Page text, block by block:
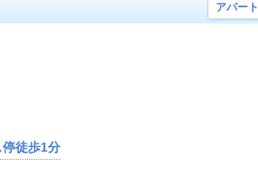
アパート
徒歩1分